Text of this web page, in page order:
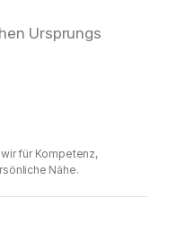
Ursprungs
für Kompetenz,
Nähe.